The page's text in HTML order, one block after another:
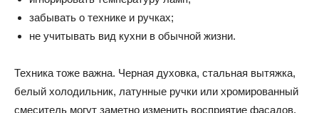
забывать о технике и ручках;
не учитывать вид кухни в обычной жизни.
Техника тоже важна. Черная духовка, стальная вытяжка,
белый холодильник, латунные ручки или хромированный
смеситель могут заметно изменить восприятие фасадов.